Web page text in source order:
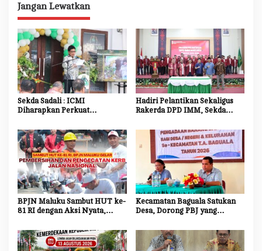
g
a
s
i
p
o
s
Jangan Lewatkan
Sekda Sadali : ICMI
Diharapkan Perkuat
untuk Kemajuan Daerah
Hadiri Pelantikan Sekaligus
Rakerda DPD IMM, Sekda
Jadi Agen Perubahan dan
Mitra Strategis Pemerintah
BPJN Maluku Sambut HUT ke-
81 RI dengan Aksi Nyata,
Jalan Nasional
Kecamatan Baguala Satukan
Desa, Dorong PBJ yang